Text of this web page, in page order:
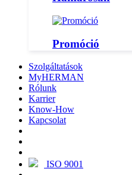
Promóció
Szolgáltatások
MyHERMAN
Rólunk
Karrier
Know-How
Kapcsolat
ISO 9001